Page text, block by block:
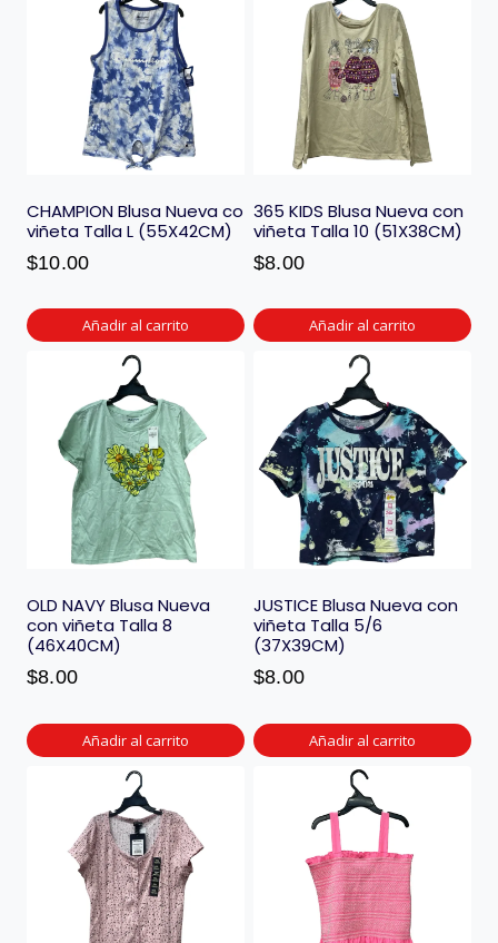
CHAMPION Blusa Nueva co
viñeta Talla L (55X42CM)
$10.00
Añadir al carrito
365 KIDS Blusa Nueva con
viñeta Talla 10 (51X38CM)
$8.00
Añadir al carrito
OLD NAVY Blusa Nueva
con viñeta Talla 8
(46X40CM)
$8.00
Añadir al carrito
JUSTICE Blusa Nueva con
viñeta Talla 5/6
(37X39CM)
$8.00
Añadir al carrito